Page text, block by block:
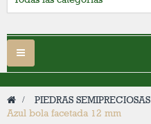
Navegación
Toggle
> PIEDRAS SEMIPRECIOSAS
Azul bola facetada 12 mm